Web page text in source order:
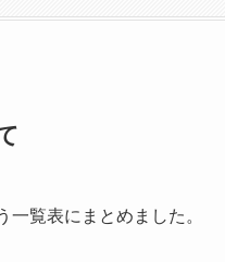
覧表にまとめました。